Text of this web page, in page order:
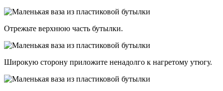
Отрежьте верхнюю часть бутылки.
Широкую сторону приложите ненадолго к нагретому утюгу.